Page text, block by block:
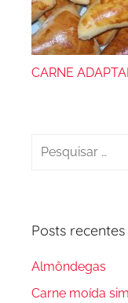
CARNE
Pesquisar
Posts recentes
Almôndegas
Carne moída